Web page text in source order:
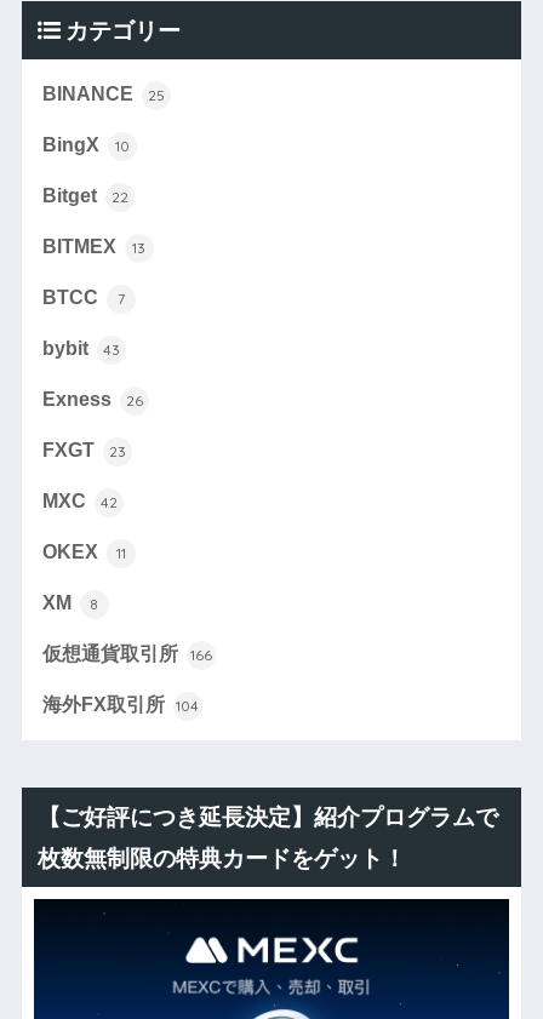
カテゴリー
BINANCE 25
BingX 10
Bitget 22
BITMEX 13
BTCC 7
bybit 43
Exness 26
FXGT 23
MXC 42
OKEX 11
XM 8
仮想通貨取引所 166
海外FX取引所 104
【ご好評につき延長決定】紹介プログラムで
枚数無制限の特典カードをゲット！